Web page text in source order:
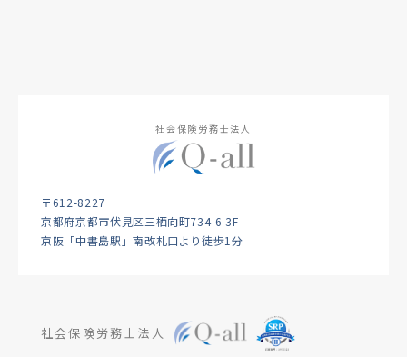
社会保険労務士法人
〒612-8227
京都府京都市伏見区三栖向町734-6 3F
京阪「中書島駅」南改札口より徒歩1分
社会保険労務士法人